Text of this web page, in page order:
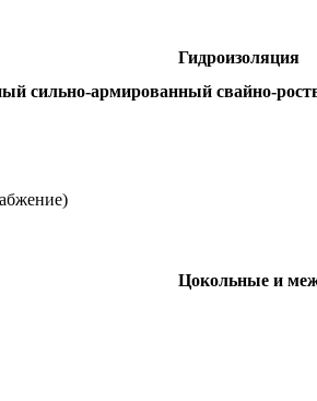
Гидроизоляция
сильно-армированный свайно-
Цокольные и